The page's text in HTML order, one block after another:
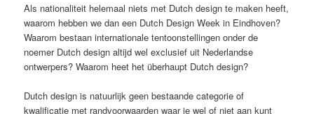
Als nationaliteit helemaal niets met Dutch design te maken heeft,
waarom hebben we dan een Dutch Design Week in Eindhoven?
Waarom bestaan internationale tentoonstellingen onder de
noemer Dutch design altijd wel exclusief uit Nederlandse
ontwerpers? Waarom heet het überhaupt Dutch design?
Dutch design is natuurlijk geen bestaande categorie of
kwalificatie met randvoorwaarden waar je wel of niet aan kunt